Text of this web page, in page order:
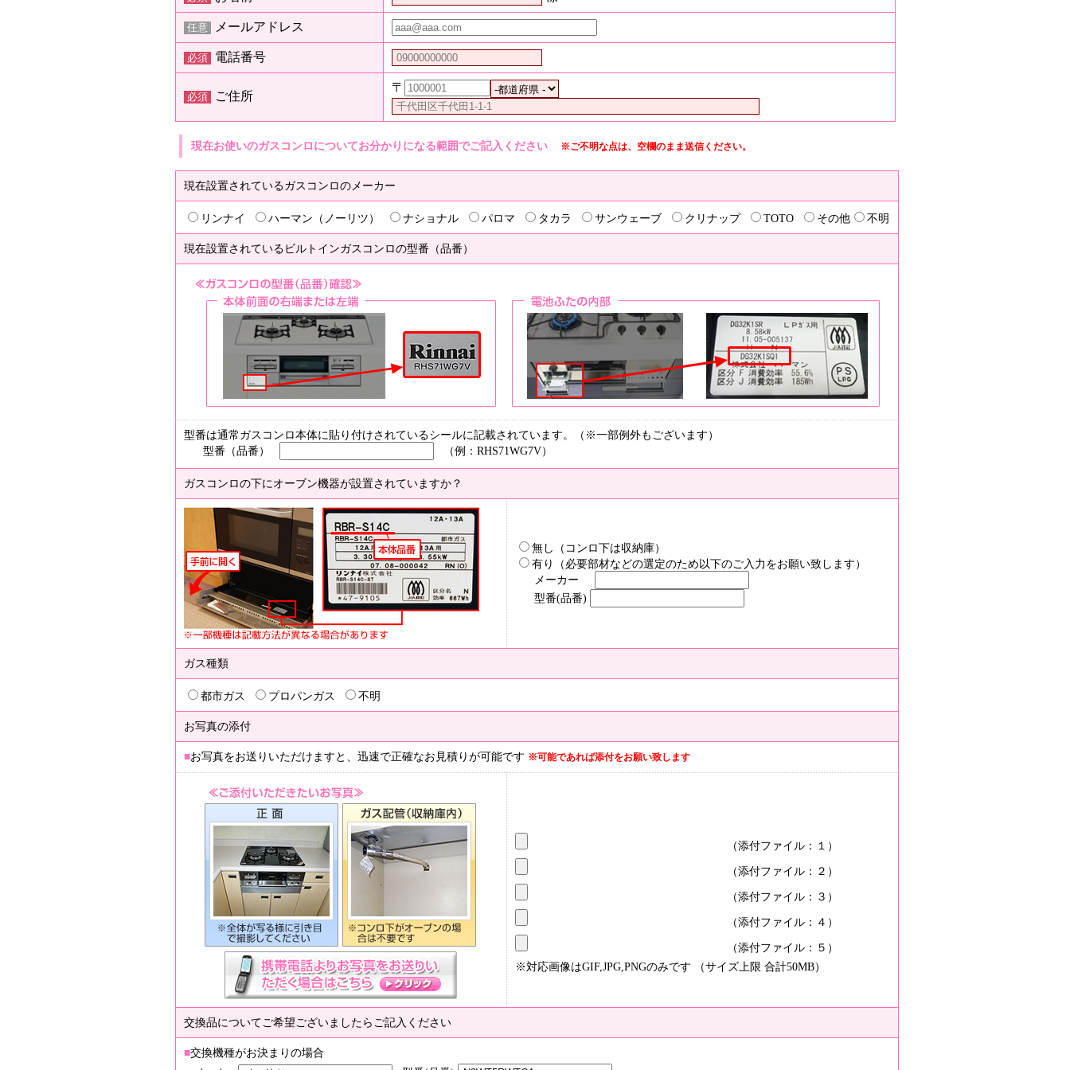
任意 メールアドレス
必須 電話番号
必須 ご住所
〒
現在お使いのガスコンロについてお分かりになる範囲でご記入ください ※ご不明な点は、空欄のまま送信ください。
現在設置されているガスコンロのメーカー
リンナイ ハーマン（ノーリツ） ナショナル パロマ タカラ サンウェーブ クリナップ TOTO その他 不明
現在設置されているビルトインガスコンロの型番（品番）
型番は通常ガスコンロ本体に貼り付けされているシールに記載されています。（※一部例外もございます）
型番（品番）
（例：RHS71WG7V）
ガスコンロの下にオーブン機器が設置されていますか？
無し（コンロ下は収納庫）
有り（必要部材などの選定のため以下のご入力をお願い致します）
メーカー
型番(品番)
ガス種類
都市ガス プロパンガス 不明
お写真の添付
■お写真をお送りいただけますと、迅速で正確なお見積りが可能です ※可能であれば添付をお願い致します
（添付ファイル：１）
（添付ファイル：２）
（添付ファイル：３）
（添付ファイル：４）
（添付ファイル：５）
※対応画像はGIF,JPG,PNGのみです （サイズ上限 合計50MB）
交換品についてご希望ございましたらご記入ください
■交換機種がお決まりの場合